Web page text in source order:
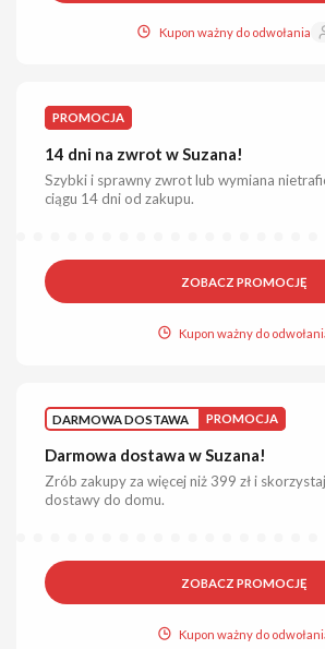
Kupon ważny do odwołania
PROMOCJA
14 dni na zwrot w Suzana!
Szybki i sprawny zwrot lub wymiana
ciągu 14 dni od zakupu.
ZOBACZ PROMOCJĘ
Kupon ważny do
DARMOWA DOSTAWA PROMOCJA
Darmowa dostawa w Suzana!
Zrób zakupy za więcej niż 399 zł i
dostawy do domu.
ZOBACZ PROMOCJĘ
Kupon ważny do